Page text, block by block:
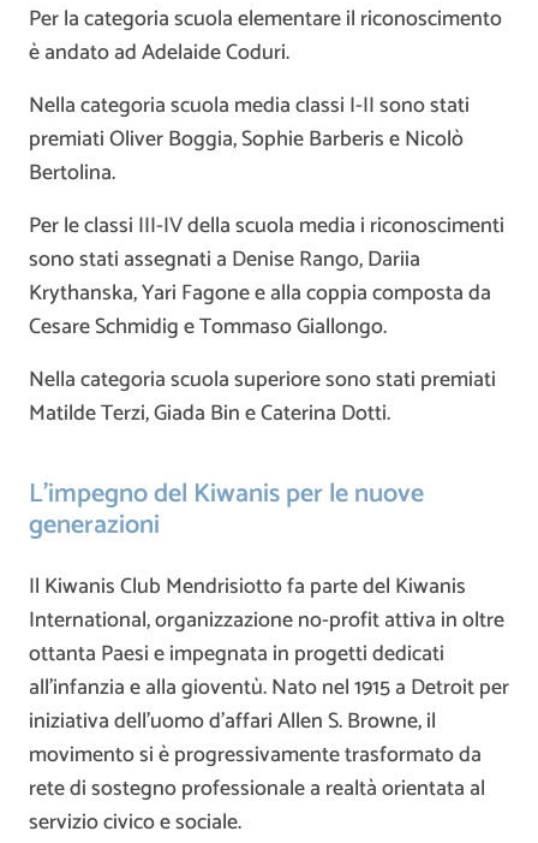
Per la categoria scuola elementare il riconoscimento
è andato ad Adelaide Coduri.
Nella categoria scuola media classi I-II sono stati
premiati Oliver Boggia, Sophie Barberis e Nicolò
Bertolina.
Per le classi III-IV della scuola media i riconoscimenti
sono stati assegnati a Denise Rango, Dariia
Krythanska, Yari Fagone e alla coppia composta da
Cesare Schmidig e Tommaso Giallongo.
Nella categoria scuola superiore sono stati premiati
Matilde Terzi, Giada Bin e Caterina Dotti.
L’impegno del Kiwanis per le nuove
generazioni
Il Kiwanis Club Mendrisiotto fa parte del Kiwanis
International, organizzazione no-profit attiva in oltre
ottanta Paesi e impegnata in progetti dedicati
all’infanzia e alla gioventù. Nato nel 1915 a Detroit per
iniziativa dell’uomo d’affari Allen S. Browne, il
movimento si è progressivamente trasformato da
rete di sostegno professionale a realtà orientata al
servizio civico e sociale.